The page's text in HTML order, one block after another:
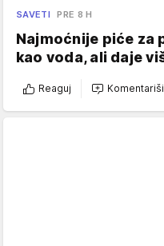
SAVETI PRE 8 H
Najmoćnije piće za
kao voda, ali daje
Reaguj Komentariši